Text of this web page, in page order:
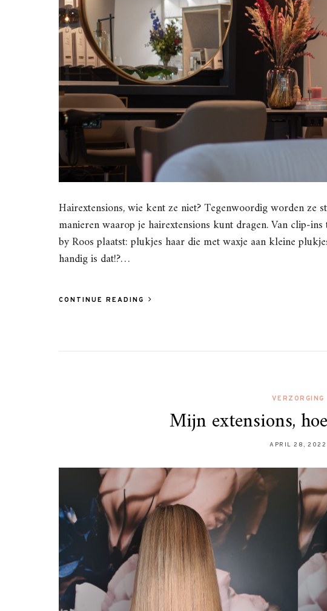
Hairextensions, wie kent ze niet? Tegenwoordig worden ze
manieren waarop je hairextensions kunt dragen. Van clip-
by Roos plaatst: plukjes haar die met waxje aan kleine
handig is dat!?…
CONTINUE READING
VERZORGING
Mijn extensions,
APRIL 28, 2022